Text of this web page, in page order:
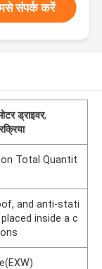
संपर्क करें
ड्राइवर,
Total Quantit
and anti-stati
inside a c